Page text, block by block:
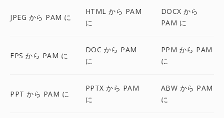
JPEG から PAM に
HTML から PAM
に
DOCX から
PAM に
EPS から PAM に
DOC から PAM
に
PPM から PAM
に
PPT から PAM に
PPTX から PAM
に
ABW から PAM
に